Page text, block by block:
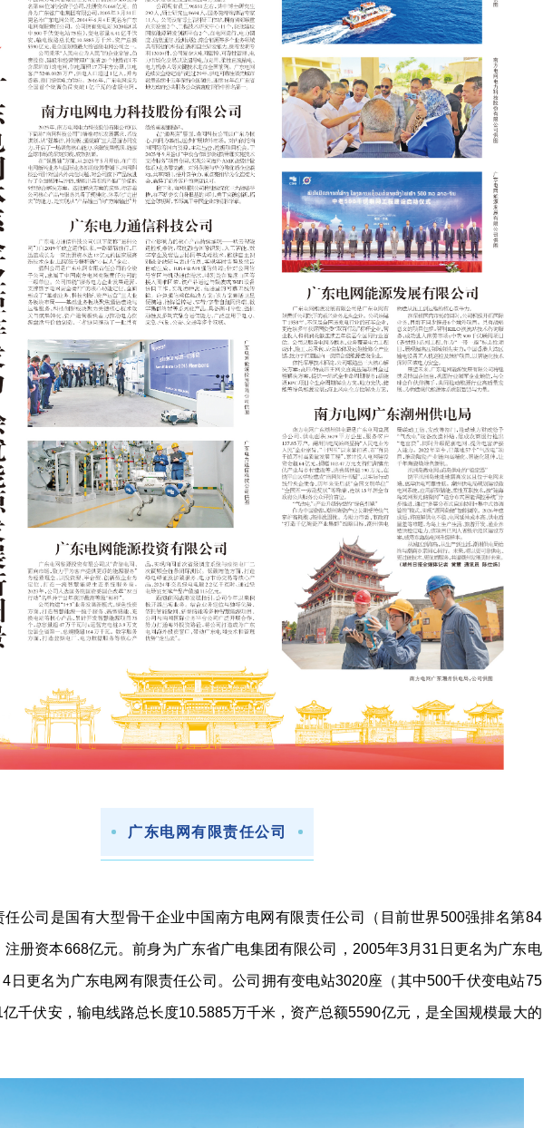
广东电网有限责任公司
任公司是国有大型骨干企业中国南方电网有限责任公司（目前世界500强排名第84
册资本668亿元。前身为广东省广电集团有限公司，2005年3月31日更名为广东电
日更名为广东电网有限责任公司。公司拥有变电站3020座（其中500千伏变电站75
千伏安，输电线路总长度10.5885万千米，资产总额5590亿元，是全国规模最大的